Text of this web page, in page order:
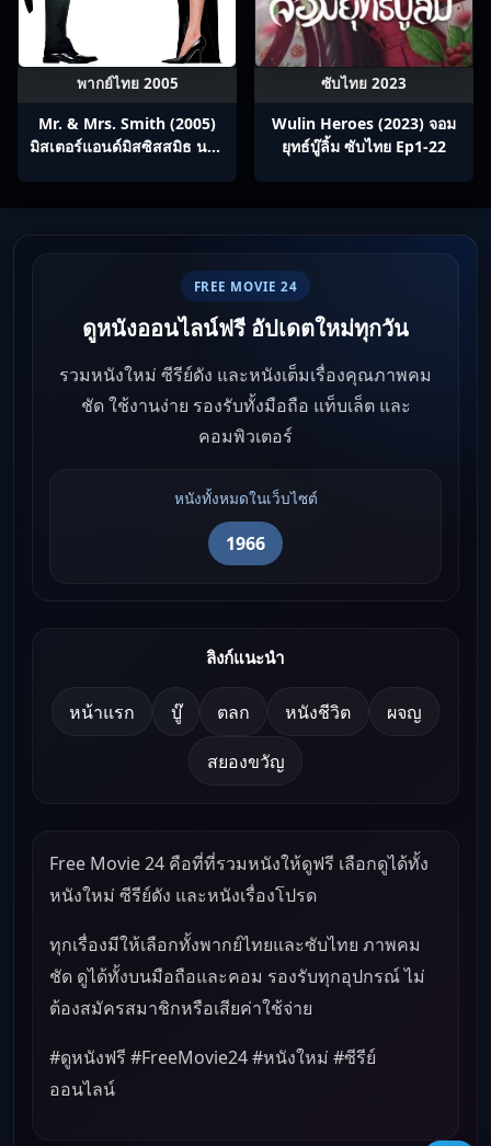
พากย์ไทย 2005
Mr. & Mrs. Smith (2005)
มิสเตอร์แอนด์มิสซิสสมิธ นาย
ซับไทย 2023
Wulin Heroes (2023) จอม
ยุทธ์บู๊ลิ้ม ซับไทย Ep1-22
FREE MOVIE 24
ดูหนังออนไลน์ฟรี อัปเดตใหม่ทุกวัน
รวมหนังใหม่ ซีรีย์ดัง และหนังเต็มเรื่องคุณภาพคม
ชัด ใช้งานง่าย รองรับทั้งมือถือ แท็บเล็ต และ
คอมพิวเตอร์
หนังทั้งหมดในเว็บไซต์
1966
ลิงก์แนะนำ
หน้าแรก บู๊ ตลก หนังชีวิต ผจญ
สยองขวัญ
Free Movie 24 คือที่ที่รวมหนังให้ดูฟรี เลือกดูได้ทั้ง
หนังใหม่ ซีรีย์ดัง และหนังเรื่องโปรด
ทุกเรื่องมีให้เลือกทั้งพากย์ไทยและซับไทย ภาพคม
ชัด ดูได้ทั้งบนมือถือและคอม รองรับทุกอุปกรณ์ ไม่
ต้องสมัครสมาชิกหรือเสียค่าใช้จ่าย
#ดูหนังฟรี #FreeMovie24 #หนังใหม่ #ซีรีย์
ออนไลน์